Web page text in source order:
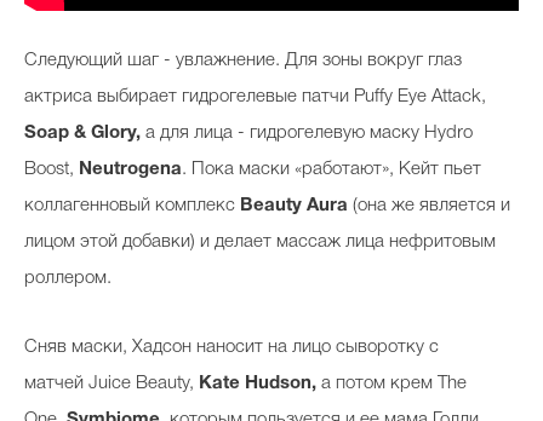
Следующий шаг - увлажнение. Для зоны вокруг глаз
актриса выбирает гидрогелевые патчи Puffy Eye Attack,
Soap & Glory, а для лица - гидрогелевую маску Hydro
Boost, Neutrogena. Пока маски «работают», Кейт пьет
коллагенновый комплекс Beauty Aura (она же является и
лицом этой добавки) и делает массаж лица нефритовым
роллером.
Сняв маски, Хадсон наносит на лицо сыворотку с
матчей Juice Beauty, Kate Hudson, а потом крем The